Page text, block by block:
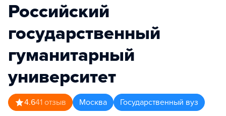
Российский
государственный
гуманитарный
университет
4.641 отзыв Москва Государственный вуз